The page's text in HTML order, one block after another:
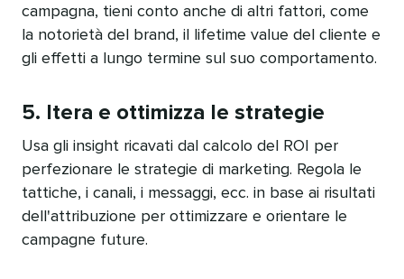
campagna, tieni conto anche di altri fattori, come
la notorietà del brand, il lifetime value del cliente e
gli effetti a lungo termine sul suo comportamento.​​
5. Itera e ottimizza le strategie​​
Usa gli insight ricavati dal calcolo del ROI per
perfezionare le strategie di marketing. Regola le
tattiche, i canali, i messaggi, ecc. in base ai risultati
dell'attribuzione per ottimizzare e orientare le
campagne future.​​